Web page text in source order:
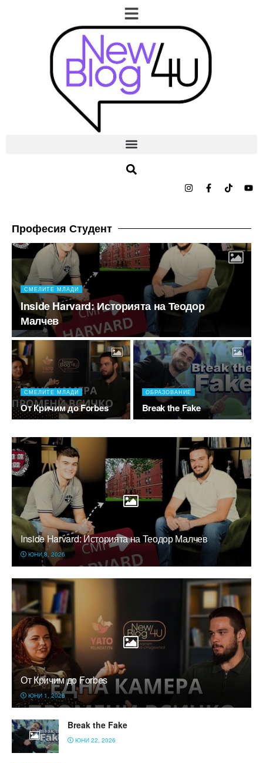
Професия Студент
СМЕЛИТЕ МЛАДИ
Inside Harvard: Историята на Теодор
Малчев
СМЕЛИТЕ МЛАДИ
От Кричим до Forbes
ОБРАЗОВАНИЕ
Break the Fake
Inside Harvard: Историята на Теодор Малчев
ЮНИ 8, 2026
От Кричим до Forbes
ЮНИ 1, 2026
Break the Fake
ЮНИ 22, 2026